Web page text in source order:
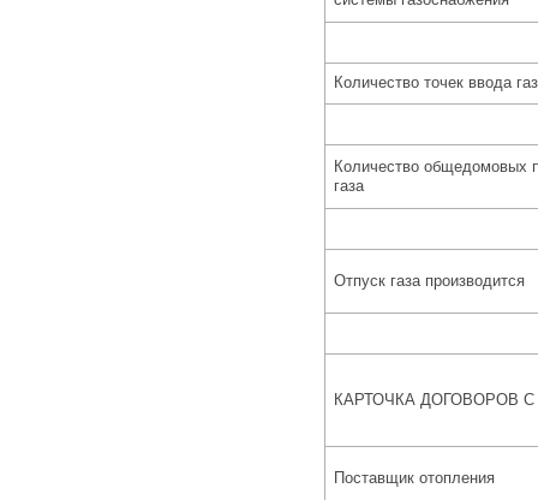
Количество точек ввода
Количество общедомовых
газа
Отпуск газа производится
КАРТОЧКА ДОГОВОРОВ
Поставщик отопления